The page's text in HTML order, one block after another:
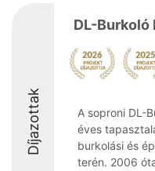
Díjazottak
DL-Burkoló
A soproni DL-
éves
burkolási és
terén. 2006